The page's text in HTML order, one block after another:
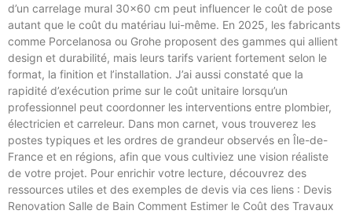
d’un carrelage mural 30×60 cm peut influencer le coût de pose
autant que le coût du matériau lui-même. En 2025, les fabricants
comme Porcelanosa ou Grohe proposent des gammes qui allient
design et durabilité, mais leurs tarifs varient fortement selon le
format, la finition et l’installation. J’ai aussi constaté que la
rapidité d’exécution prime sur le coût unitaire lorsqu’un
professionnel peut coordonner les interventions entre plombier,
électricien et carreleur. Dans mon carnet, vous trouverez les
postes typiques et les ordres de grandeur observés en Île-de-
France et en régions, afin que vous cultiviez une vision réaliste
de votre projet. Pour enrichir votre lecture, découvrez des
ressources utiles et des exemples de devis via ces liens : Devis
Renovation Salle de Bain Comment Estimer le Coût des Travaux